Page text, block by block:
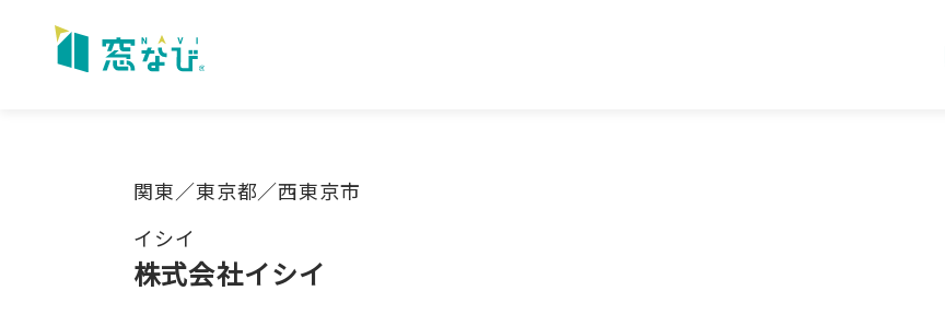
content
関東／東京都／西東京市
イシイ
株式会社イシイ